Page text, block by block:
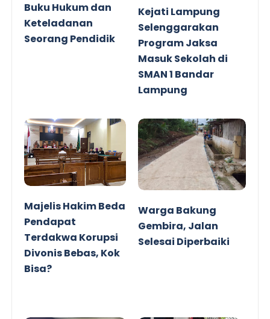
Buku Hukum dan
Keteladanan
Seorang Pendidik
Kejati Lampung
Selenggarakan
Program Jaksa
Masuk Sekolah di
SMAN 1 Bandar
Lampung
Majelis Hakim Beda
Pendapat
Terdakwa Korupsi
Divonis Bebas, Kok
Bisa?
Warga Bakung
Gembira, Jalan
Selesai Diperbaiki